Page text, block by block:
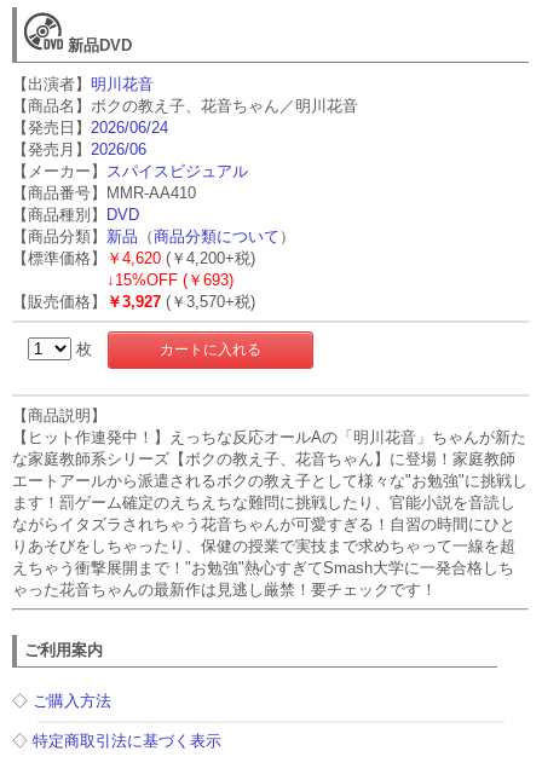
新品DVD
【出演者】明川花音
【商品名】ボクの教え子、花音ちゃん／明川花音
【発売日】 2026/06/24
【発売月】 2026/06
【メーカー】
スパイスビジュアル
【商品番号】MMR-AA410
【商品種別】 DVD
【商品分類】 新品 （商品分類について ）
【標準価格】
￥4,620 (￥4,200+税)
↓ 15%OFF (￥693)
【販売価格】
￥3,927 (￥3,570+税)
枚
【商品説明】
【ヒット作連発中！】えっちな反応オールAの「明川花音」ちゃんが新た
な家庭教師系シリーズ【ボクの教え子、花音ちゃん】に登場！家庭教師
エートアールから派遣されるボクの教え子として様々な"お勉強"に挑戦し
ます！罰ゲーム確定のえちえちな難問に挑戦したり、官能小説を音読し
ながらイタズラされちゃう花音ちゃんが可愛すぎる！自習の時間にひと
りあそびをしちゃったり、保健の授業で実技まで求めちゃって一線を超
えちゃう衝撃展開まで！"お勉強"熱心すぎてSmash大学に一発合格しち
ゃった花音ちゃんの最新作は見逃し厳禁！要チェックです！
ご利用案内
◇ ご購入方法
◇特定商取引法に基づく表示